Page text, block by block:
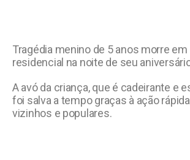
Tragédia menino de 5 anos morre
residencial na noite de seu
A avó da criança, que é cadeirante e
foi salva a tempo graças à ação
vizinhos e populares.